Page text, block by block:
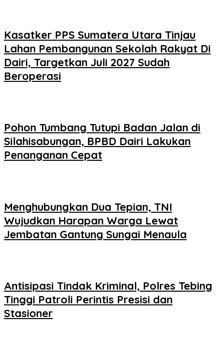
Kasatker PPS Sumatera Utara Tinjau
Lahan Pembangunan Sekolah Rakyat Di
Dairi, Targetkan Juli 2027 Sudah
Beroperasi
Pohon Tumbang Tutupi Badan Jalan di
Silahisabungan, BPBD Dairi Lakukan
Penanganan Cepat
Menghubungkan Dua Tepian, TNI
Wujudkan Harapan Warga Lewat
Jembatan Gantung Sungai Menaula
Antisipasi Tindak Kriminal, Polres Tebing
Tinggi Patroli Perintis Presisi dan
Stasioner